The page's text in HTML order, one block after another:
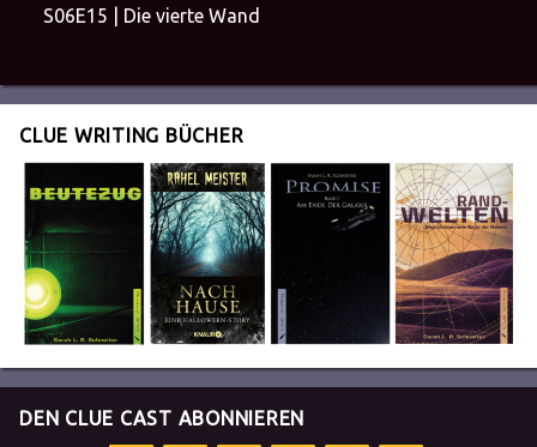
S06E15 | Die vierte Wand
CLUE WRITING BÜCHER
DEN CLUE CAST ABONNIEREN